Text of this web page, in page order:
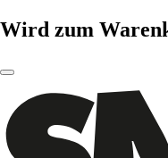
Wird zum